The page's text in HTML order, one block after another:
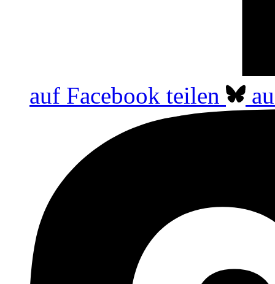
auf Facebook teilen